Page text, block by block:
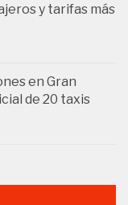
y tarifas más
en Gran
de 20 taxis